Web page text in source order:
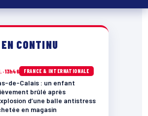
CONTINU
· 13h46 FRANCE & INTERNATIONALE
de-Calais : un enfant
brûlé après
d’une balle antistress
en magasin